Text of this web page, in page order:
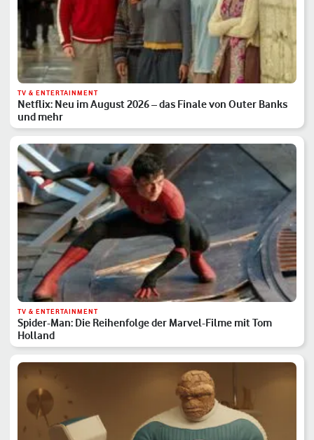
TV & ENTERTAINMENT
Netflix: Neu im August 2026 – das Finale von Outer Banks
und mehr
TV & ENTERTAINMENT
Spider-Man: Die Reihenfolge der Marvel-Filme mit Tom
Holland